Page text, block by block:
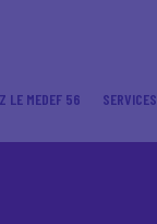
LE MEDEF 56 SERVICES